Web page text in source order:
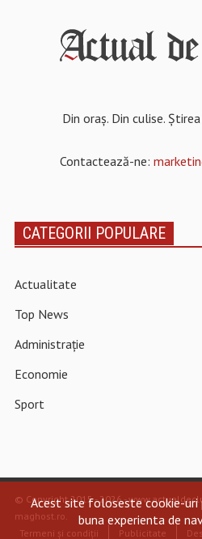
Din oraș. Din culise.
Contactează-ne:
CATEGORII POPULARE
Actualitate
Top News
Administrație
Economie
Sport
© Copyright 2015 - 2026 -
maghost.ro
Termeni și condiții
Publicitate
Acest site foloseste cookie-uri
buna experienta de